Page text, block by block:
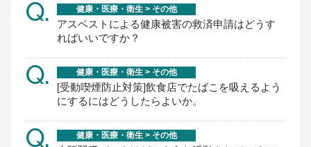
Q. 健康・医療・衛生 > その他
アスベストによる健康被害の救済申請はどうす
ればいいですか？
Q. 健康・医療・衛生 > その他
[受動喫煙防止対策]飲食店でたばこを吸えるよう
にするにはどうしたらよいか。
Q. 健康・医療・衛生 > その他